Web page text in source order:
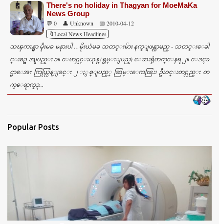
There's no holiday in Thagyan for MoeMaKa
News Group
💬 0 👤 Unknown
📅 2010-04-12
🔖Local News Headlines
သၾကၤန္မွာ မိုးမခ မနားပါ …မိုးယံမခ သတင္းမ်ား နက္ျဖန္လာမည္ - သတင္းေခါ
င္းစဥ္ အျမည္း ၁။ ေမာင္လင္းယုန္ (ရွမ္းျပည္) ေဆးရုံတက္ေနရ ၂။ ေဒၚခ
င္မာေအး ကြယ္လြန္ျခင္း ၂ ႏွစ္ျပည့္ ဆြမ္းေကၽြး၊ ဦး၀င္းတင္လည္း တ
က္ေရာက္၃...
Popular Posts